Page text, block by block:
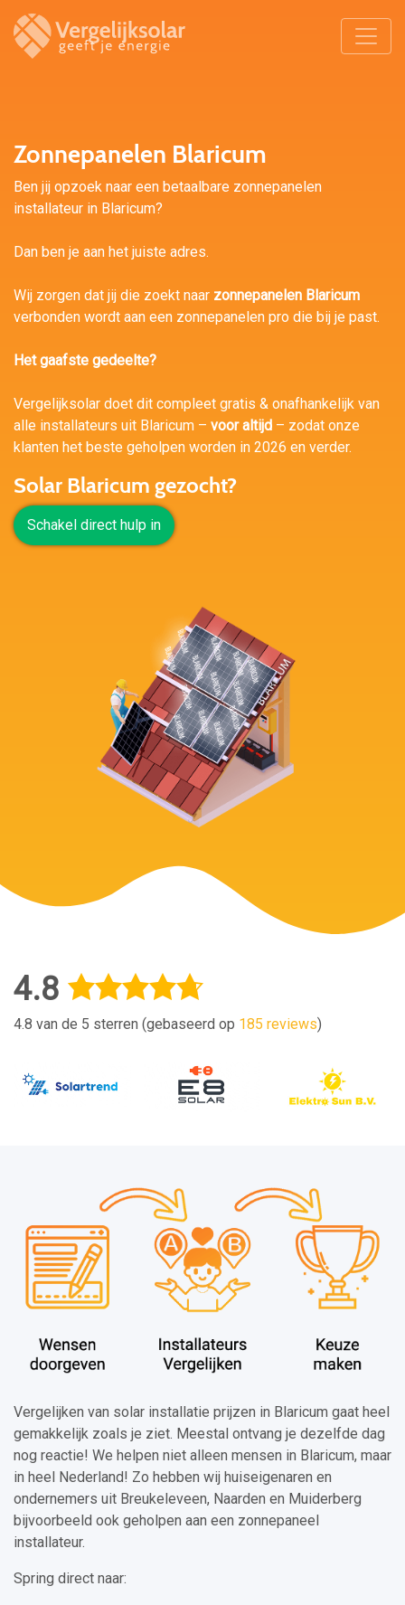
Zonnepanelen Blaricum
Ben jij opzoek naar een betaalbare zonnepanelen
installateur in Blaricum?
Dan ben je aan het juiste adres.
Wij zorgen dat jij die zoekt naar zonnepanelen Blaricum
verbonden wordt aan een zonnepanelen pro die bij je past.
Het gaafste gedeelte?
Vergelijksolar doet dit compleet gratis & onafhankelijk van
alle installateurs uit Blaricum – voor altijd – zodat onze
klanten het beste geholpen worden in 2026 en verder.
Solar Blaricum gezocht?
Schakel direct hulp in
4.8
4.8 van de 5 sterren (gebaseerd op 185 reviews)
Vergelijken van solar installatie prijzen in Blaricum gaat heel
gemakkelijk zoals je ziet. Meestal ontvang je dezelfde dag
nog reactie! We helpen niet alleen mensen in Blaricum, maar
in heel Nederland! Zo hebben wij huiseigenaren en
ondernemers uit Breukeleveen, Naarden en Muiderberg
bijvoorbeeld ook geholpen aan een zonnepaneel
installateur.
Spring direct naar: